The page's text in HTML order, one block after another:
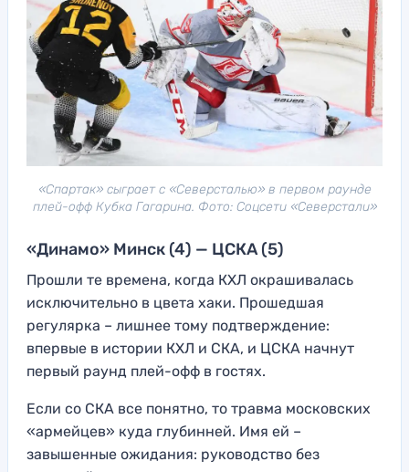
«Спартак» сыграет с «Северсталью» в первом раунде
плей-офф Кубка Гагарина. Фото: Соцсети «Северстали»
«Динамо» Минск (4) — ЦСКА (5)
Прошли те времена, когда КХЛ окрашивалась
исключительно в цвета хаки. Прошедшая
регулярка – лишнее тому подтверждение:
впервые в истории КХЛ и СКА, и ЦСКА начнут
первый раунд плей-офф в гостях.
Если со СКА все понятно, то травма московских
«армейцев» куда глубинней. Имя ей –
завышенные ожидания: руководство без